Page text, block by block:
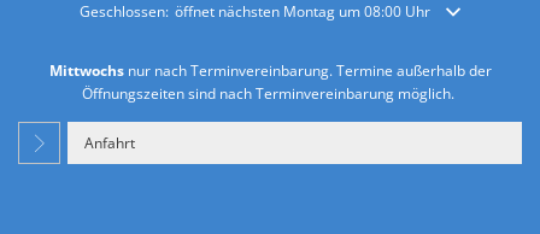
Klicken, um weitere Öffnungs- oder Schließzeiten auszublenden
Geschlossen: öffnet nächsten Montag um 08:00 Uhr
Mittwochs nur nach Terminvereinbarung. Termine außerhalb der
Öffnungszeiten sind nach Terminvereinbarung möglich.
Anfahrt